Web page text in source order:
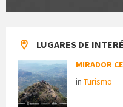
LUGARES DE
MIRADOR
in Turismo